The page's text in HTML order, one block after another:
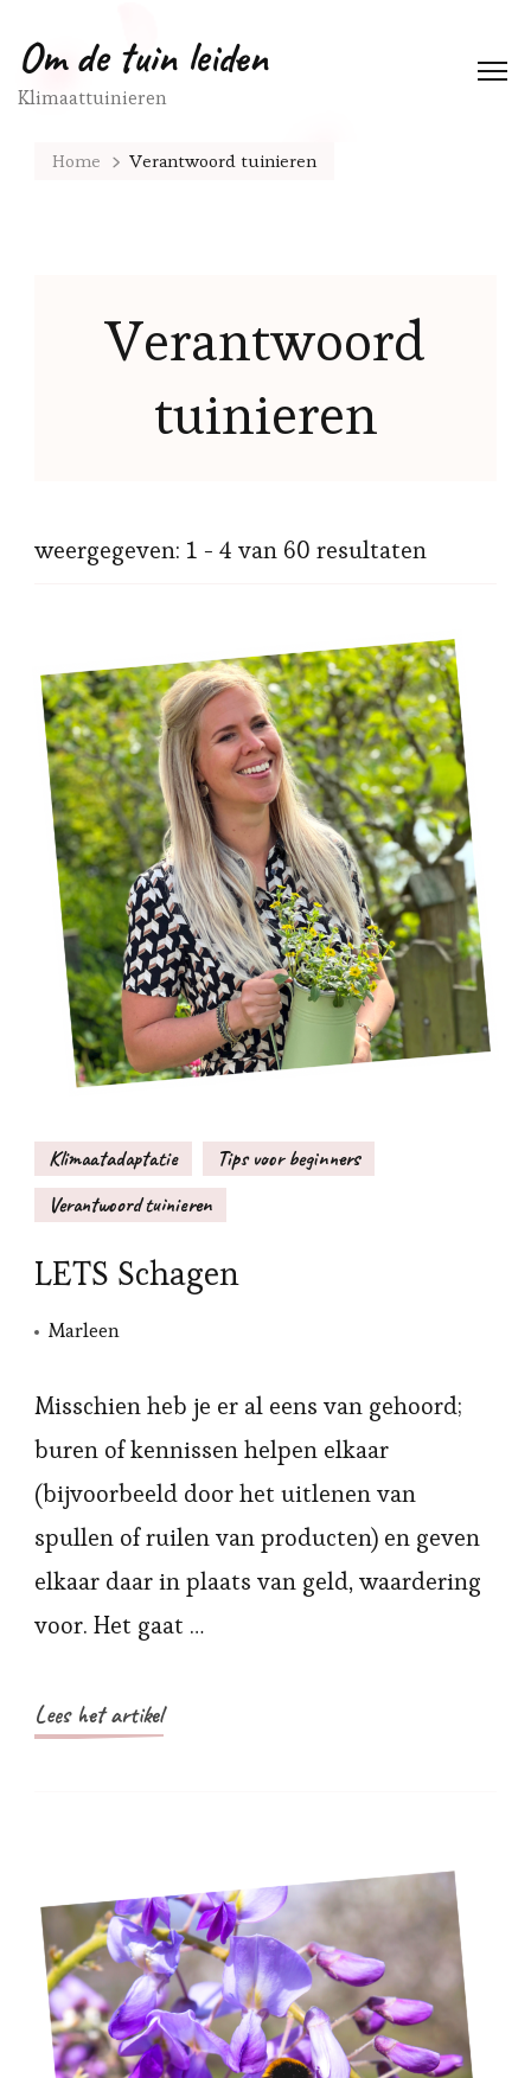
Om de tuin leiden
Klimaattuinieren
Home Verantwoord tuinieren
Verantwoord
tuinieren
weergegeven: 1 - 4 van 60 resultaten
Klimaatadaptatie
Tips voor beginners
Verantwoord tuinieren
LETS Schagen
Marleen
Misschien heb je er al eens van gehoord;
buren of kennissen helpen elkaar
(bijvoorbeeld door het uitlenen van
spullen of ruilen van producten) en geven
elkaar daar in plaats van geld, waardering
voor. Het gaat …
Lees het artikel